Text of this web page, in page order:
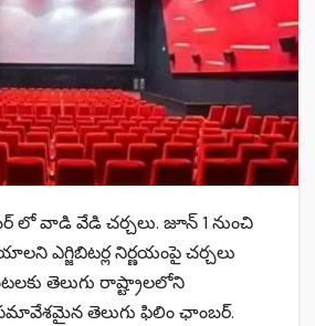
లో వాడి వేడి చర్చలు. జూన్ 1 నుంచి
ఎగ్జిబిటర్ల నిర్ణయంపై చర్చలు
తెలుగు రాష్ట్రాలలోని
తెలుగు ఫిలిం ఛాంబర్.